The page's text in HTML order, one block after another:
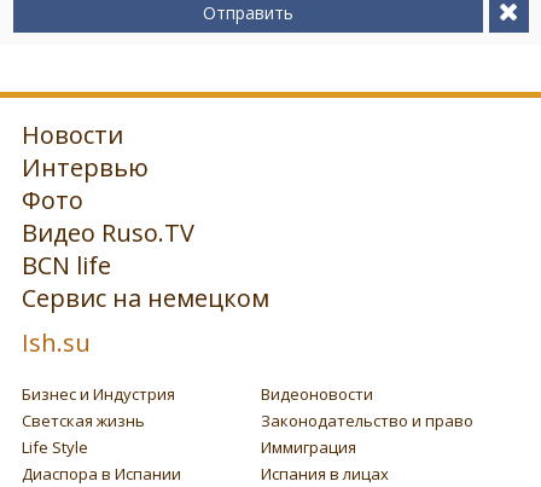
Отправить
Новости
Интервью
Фото
Видео Ruso.TV
BCN life
Сервис на немецком
Ish.su
Бизнес и Индустрия
Видеоновости
Светская жизнь
Законодательство и право
Life Style
Иммиграция
Диаспора в Испании
Испания в лицах